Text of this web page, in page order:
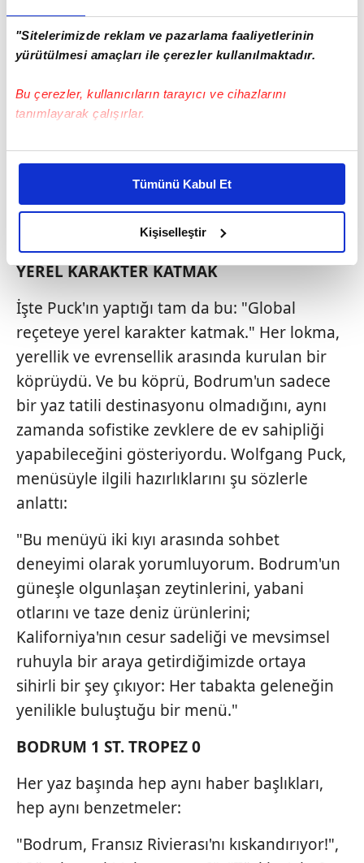
"Sitelerimizde reklam ve pazarlama faaliyetlerinin
yürütülmesi amaçları ile çerezler kullanılmaktadır.
Bu çerezler, kullanıcıların tarayıcı ve cihazlarını
tanımlayarak çalışırlar.
Bu çerezlere izin vermeniz halinde sizlere özel
daha iyi reklam deneyimi yaşatabiliriz. Bunu yaparken
amacımızın size daha iyi bir reklam deneyimi sunmak
olduğunu ve sizlere en iyi içerikleri sunabilmek adına
elimizden gelen çabayı gösterdiğimizi ve bu noktada,
reklamların maliyetlerimizi karşılamak noktasında tek gelir
Her halükârda, kullanıcılar, bu çerezlere izin vermedikleri
takdirde, kullanıcılara hedefli reklamlar
gösterilmeyecektir."
Sizlere daha iyi bir hizmet sunabilmek için İnternet
Sitemizde kendimize ve üçüncü kişilere ait çerezler
kullanılmaktadır. Bu çerezler vasıtasıyla çeşitli kişisel
verileriniz işlenmekte olup gerekli olan çerezler bilgi
toplumu hizmetlerinin sunulması amacıyla
kullanılmaktadır. Diğer çerezler, sitemizin daha işlevsel
reklam/pazarlama faaliyetlerinin yapılması, amaçlarıyla
sınırlı olarak açık rızanız dahilinde kullanılacaktır.
Çerezlere ilişkin tercihlerinizi aşağıda yer alan panel
vasıtasıyla belirleyebilirsiniz. Çerezlere ilişkin detaylı bilgi
için Ayarlar butonuna tıklayabilir,Çerez Bilgilendirme
Metnimizi ziyaret edebilirsiniz.
6698 sayılı Kişisel Verilerin Korunması Kanunu uyarınca
hazırlanmış Aydınlatma Metnimizi okumak ve sitemizde
almak için lütfen tıklayınız
Tümünü Kabul Et
Kişiselleştir
YEREL KARAKTER KATMAK
İşte Puck'ın yaptığı tam da bu: "Global
reçeteye yerel karakter katmak." Her lokma,
yerellik ve evrensellik arasında kurulan bir
köprüydü. Ve bu köprü, Bodrum'un sadece
bir yaz tatili destinasyonu olmadığını, aynı
zamanda sofistike zevklere de ev sahipliği
yapabileceğini gösteriyordu. Wolfgang Puck,
menüsüyle ilgili hazırlıklarını şu sözlerle
anlattı:
"Bu menüyü iki kıyı arasında sohbet
deneyimi olarak yorumluyorum. Bodrum'un
güneşle olgunlaşan zeytinlerini, yabani
otlarını ve taze deniz ürünlerini;
Kaliforniya'nın cesur sadeliği ve mevsimsel
ruhuyla bir araya getirdiğimizde ortaya
sihirli bir şey çıkıyor: Her tabakta geleneğin
yenilikle buluştuğu bir menü."
BODRUM 1 ST. TROPEZ 0
Her yaz başında hep aynı haber başlıkları,
hep aynı benzetmeler:
"Bodrum, Fransız Rivierası'nı kıskandırıyor!",